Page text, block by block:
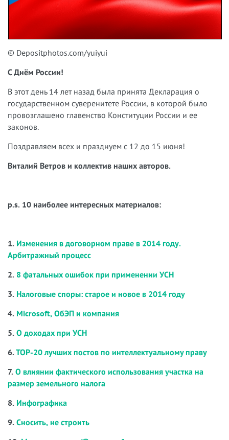
© Depositphotos.com/yuiyui
С Днём России!
В этот день 14 лет назад была принята Декларация о
государственном суверенитете России, в которой было
провозглашено главенство Конституции России и ее
законов.
Поздравляем всех и празднуем с 12 до 15 июня!
Виталий Ветров и коллектив наших авторов.
p.s. 10 наиболее интересных материалов:
1. Изменения в договорном праве в 2014 году.
Арбитражный процесс
2. 8 фатальных ошибок при применении УСН
3. Налоговые споры: старое и новое в 2014 году
4. Microsoft, ОбЭП и компания
5. О доходах при УСН
6. ТОР-20 лучших постов по интеллектуальному праву
7. О влиянии фактического использования участка на
размер земельного налога
8. Инфографика
9. Сносить, не строить